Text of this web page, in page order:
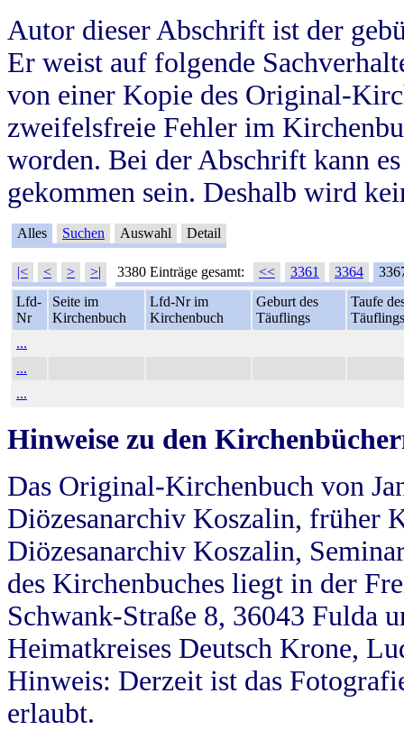
Autor dieser Abschrift ist der
Er weist auf folgende
von einer Kopie des Original-
zweifelsfreie Fehler im
worden. Bei der Abschrift kann
gekommen sein. Deshalb wird
Alles Suchen Auswahl Detail
|< < > >| 3380 Einträge gesamt: << 3361 3364
Lfd-
Nr
Seite im
Kirchenbuch
Lfd-Nr im
Kirchenbuch
Geburt des
Täuflings
Taufe
Täuflings
...
...
...
Hinweise zu den
Das Original-Kirchenbuch von
Diözesanarchiv Koszalin, früher
Diözesanarchiv Koszalin,
des Kirchenbuches liegt in der
Schwank-Straße 8, 36043 Fulda
Heimatkreises Deutsch Krone,
Hinweis: Derzeit ist das
erlaubt.